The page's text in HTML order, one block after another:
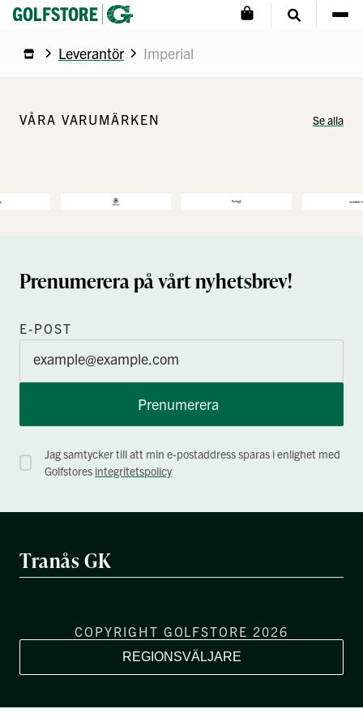
Leverantör Imperial
VÅRA VARUMÄRKEN Se alla
Prenumerera på vårt nyhetsbrev!
E-POST
Prenumerera
Jag samtycker till att min e-postaddress sparas i enlighet med
Golfstores integritetspolicy
Tranås GK
COPYRIGHT GOLFSTORE 2026
REGIONSVÄLJARE